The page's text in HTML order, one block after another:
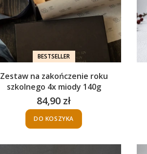
BESTSELLER
Zestaw na zakończenie roku
szkolnego 4x miody 140g
Cena
84,90 zł
DO KOSZYKA